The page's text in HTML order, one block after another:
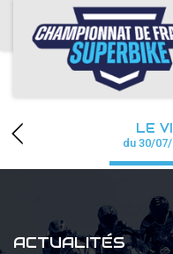
ACCUEIL
CHAMPIONNAT
CALENDRIER
PHOTOS / WEB
LE
du 30/
ACTUALITÉS